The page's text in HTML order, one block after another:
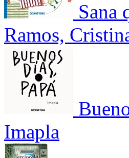
Sana
Ramos,
Imapla